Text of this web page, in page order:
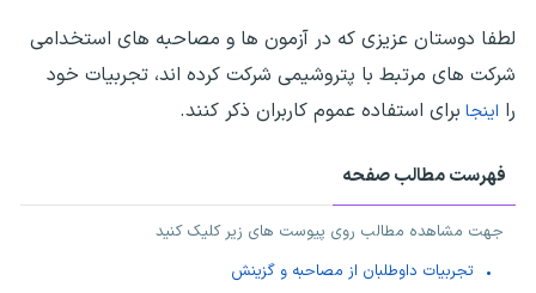
لطفا دوستان عزیزی که در آزمون ها و مصاحبه های استخدامی
شرکت های مرتبط با پتروشیمی شرکت کرده اند، تجربیات خود
را اینجا برای استفاده عموم کاربران ذکر کنند.
فهرست مطالب صفحه
جهت مشاهده مطالب روی پیوست های زیر کلیک کنید
تجربیات داوطلبان از مصاحبه و گزینش